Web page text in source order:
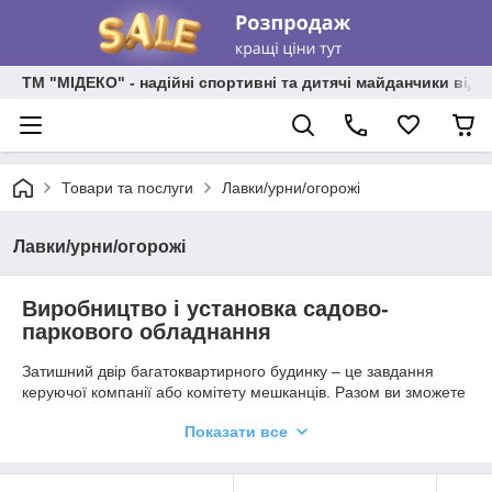
ТМ "МІДЕКО" - надійні спортивні та дитячі майданчики від
Товари та послуги Лавки/урни/огорожі
Лавки/урни/огорожі
Виробництво і установка садово-
паркового обладнання
Затишний двір багатоквартирного будинку – це завдання
керуючої компанії або комітету мешканців. Разом ви зможете
відпочинку всіх мешканців, і особливо для молодих батьків з
облагороджування території, тому до його вибору варто
Показати все